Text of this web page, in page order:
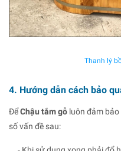
Thanh lý
4. Hướng dẫn cách bảo
ĐểChậu tắm gỗ luôn đảm
số vấn đề sau: